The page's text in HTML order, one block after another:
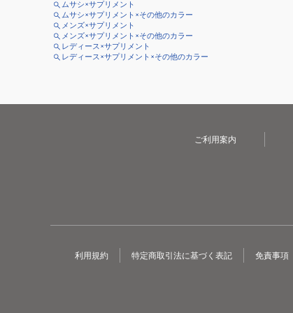
ムサシ×サプリメント
ムサシ×サプリメント×その他のカラー
メンズ×サプリメント
メンズ×サプリメント×その他のカラー
レディース×サプリメント
レディース×サプリメント×その他のカラー
ご利用案内
利用規約 特定商取引法に基づく表記 免責事項